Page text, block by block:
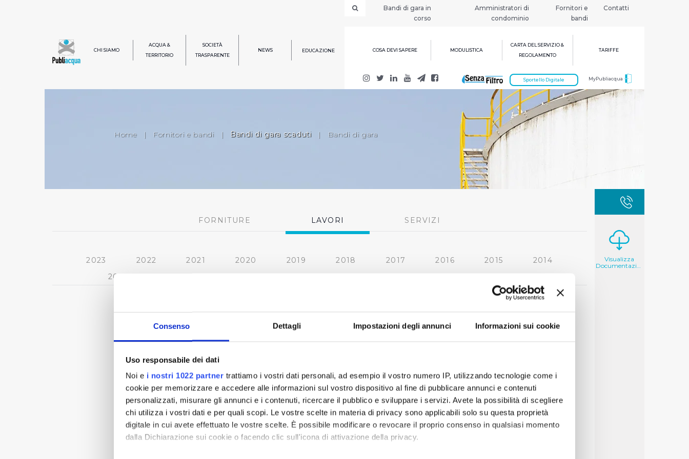
Consenso Dettagli Impostazioni degli annunci Informazioni sui cookie
Uso responsabile dei dati
Noi e i nostri 1022 partner trattiamo i vostri dati personali, ad esempio il vostro numero IP, utilizzando tecnologie come i
cookie per memorizzare e accedere alle informazioni sul vostro dispositivo al fine di pubblicare annunci e contenuti
personalizzati, misurare gli annunci e i contenuti, ricercare il pubblico e sviluppare i servizi. Avete la possibilità di scegliere
chi utilizza i vostri dati e per quali scopi. Le vostre scelte in materia di privacy sono applicabili solo su questa proprietà
digitale in cui avete effettuato le vostre scelte. È possibile modificare o revocare il proprio consenso in qualsiasi momento
dalla Dichiarazione sui cookie o facendo clic sull'icona di attivazione della privacy.
Bandi di gara in
corso
Amministratori di
condominio
Fornitori e
bandi
Contatti
CHI SIAMO
ACQUA &
TERRITORIO
SOCIETÀ
TRASPARENTE
NEWS EDUCAZIONE COSA DEVI SAPERE MODULISTICA
CARTA DEL SERVIZIO &
REGOLAMENTO
TARIFFE
MyPubliacqua
Sportello Digitale
Home | Fornitori e bandi | Bandi di gara scaduti | Bandi di gara
FORNITURE LAVORI SERVIZI
2023 2022 2021 2020 2019 2018 2017 2016 2015
2014
2013
« prima 1 2
Visualizza
Documentazione